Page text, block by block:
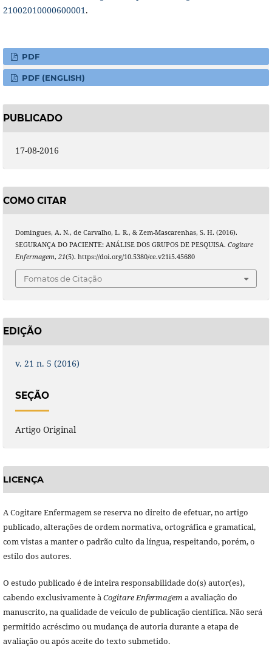
21002010000600001.
PDF
PDF (ENGLISH)
PUBLICADO
17-08-2016
COMO CITAR
Domingues, A. N., de Carvalho, L. R., & Zem-Mascarenhas, S. H. (2016).
SEGURANÇA DO PACIENTE: ANÁLISE DOS GRUPOS DE PESQUISA. Cogitare
Enfermagem, 21(5). https://doi.org/10.5380/ce.v21i5.45680
Fomatos de Citação
EDIÇÃO
v. 21 n. 5 (2016)
SEÇÃO
Artigo Original
LICENÇA
A Cogitare Enfermagem se reserva no direito de efetuar, no artigo
publicado, alterações de ordem normativa, ortográfica e gramatical,
com vistas a manter o padrão culto da língua, respeitando, porém, o
estilo dos autores.
O estudo publicado é de inteira responsabilidade do(s) autor(es),
cabendo exclusivamente àCogitare Enfermagema avaliação do
manuscrito, na qualidade de veículo de publicação científica. Não será
permitido acréscimo ou mudança de autoria durante a etapa de
avaliação ou após aceite do texto submetido.